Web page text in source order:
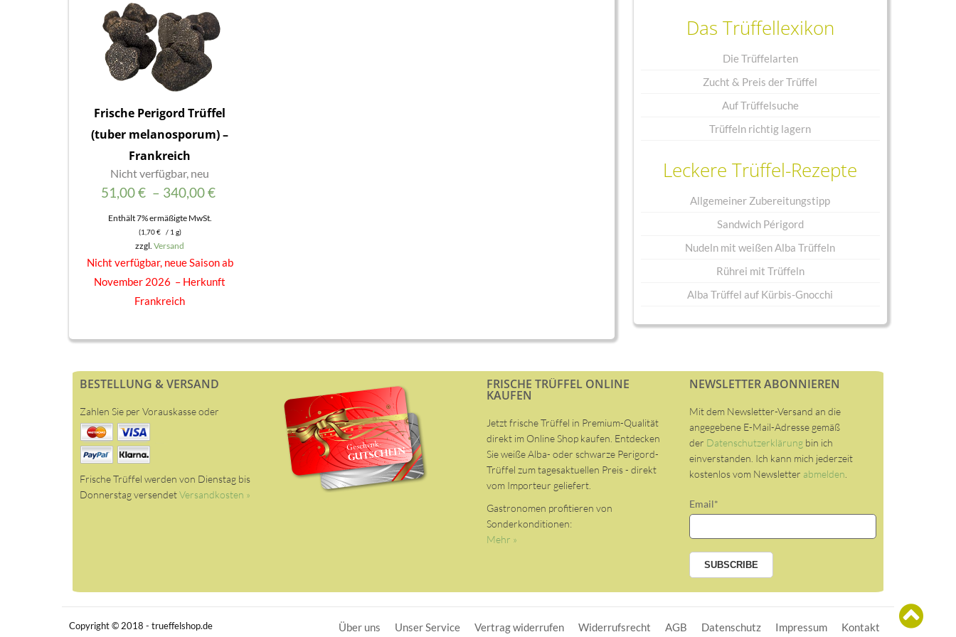
Frische Perigord Trüffel
(tuber melanosporum) –
Frankreich
Nicht verfügbar, neu
51,00€ – 340,00€
340,00 €
Enthält 7% ermäßigte MwSt.
(1,70€ / 1 g)
zzgl.Versand
Nicht verfügbar, neue Saison ab
November 2026 – Herkunft
Frankreich
Das Trüffellexikon
Die Trüffelarten
Zucht & Preis der Trüffel
Auf Trüffelsuche
Trüffeln richtig lagern
Leckere Trüffel-Rezepte
Allgemeiner Zubereitungstipp
Sandwich Périgord
Nudeln mit weißen Alba Trüffeln
Rührei mit Trüffeln
Alba Trüffel auf Kürbis-Gnocchi
BESTELLUNG & VERSAND
Zahlen Sie per Vorauskasse oder
Frische Trüffel werden von Dienstag bis
Donnerstag versendetVersandkosten »
FRISCHE TRÜFFEL ONLINE
KAUFEN
Jetzt frische Trüffel in Premium-Qualität
direkt im Online Shop kaufen. Entdecken
Sie weiße Alba- oder schwarze Perigord-
Trüffel zum tagesaktuellen Preis - direkt
vom Importeur geliefert.
Gastronomen profitieren von
Sonderkonditionen:
Mehr »
NEWSLETTER ABONNIEREN
Mit dem Newsletter-Versand an die
angegebene E-Mail-Adresse gemäß
der Datenschutzerklärung bin ich
einverstanden. Ich kann mich jederzeit
kostenlos vom Newsletter abmelden
Email*
Über uns Unser Service Vertrag widerrufen Widerrufsrecht AGB Datenschutz Impressum Kontakt
Copyright © 2018 - trueffelshop.de